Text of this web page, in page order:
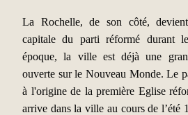
La Rochelle, de son côté,
capitale du parti réformé durant
époque, la ville est déjà une
ouverte sur le Nouveau Monde. Le
à l'origine de la première Eglise
arrive dans la ville au cours de l’été